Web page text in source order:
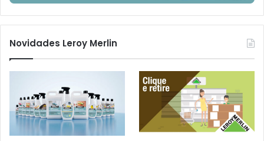
Novidades Leroy Merlin